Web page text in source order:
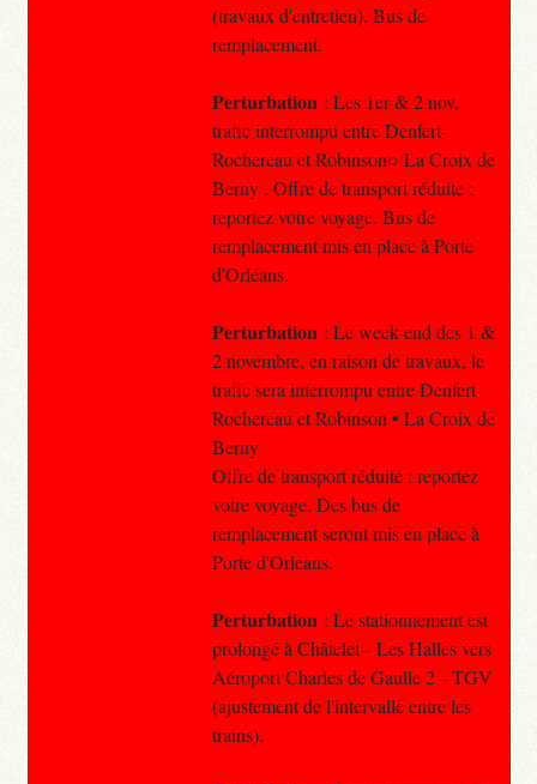
(travaux d'entretien). Bus de
remplacement.
Perturbation : Les 1er & 2 nov,
trafic interrompu entre Denfert-
Rochereau et Robinson○ La Croix de
Berny . Offre de transport réduite :
reportez votre voyage. Bus de
remplacement mis en place à Porte
d'Orléans.
Perturbation : Le week-end des 1 &
2 novembre, en raison de travaux, le
trafic sera interrompu entre Denfert-
Rochereau et Robinson • La Croix de
Berny
Offre de transport réduite : reportez
votre voyage. Des bus de
remplacement seront mis en place à
Porte d'Orléans.
Perturbation : Le stationnement est
prolongé à Châtelet – Les Halles vers
Aéroport Charles de Gaulle 2 – TGV
(ajustement de l'intervalle entre les
trains).